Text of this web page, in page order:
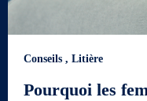
Conseils , Litière
Pourquoi les